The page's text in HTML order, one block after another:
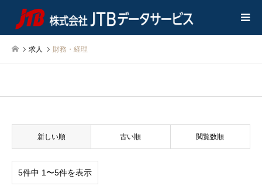
求人 財務・経理
新しい順 古い順 閲覧数順
5件中 1〜5件を表示